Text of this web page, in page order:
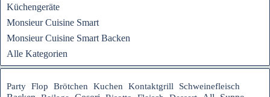
Küchengeräte
Monsieur Cuisine Smart
Monsieur Cuisine Smart Backen
Alle Kategorien
Party Flop Brötchen Kuchen Kontaktgrill Schweinefleisch